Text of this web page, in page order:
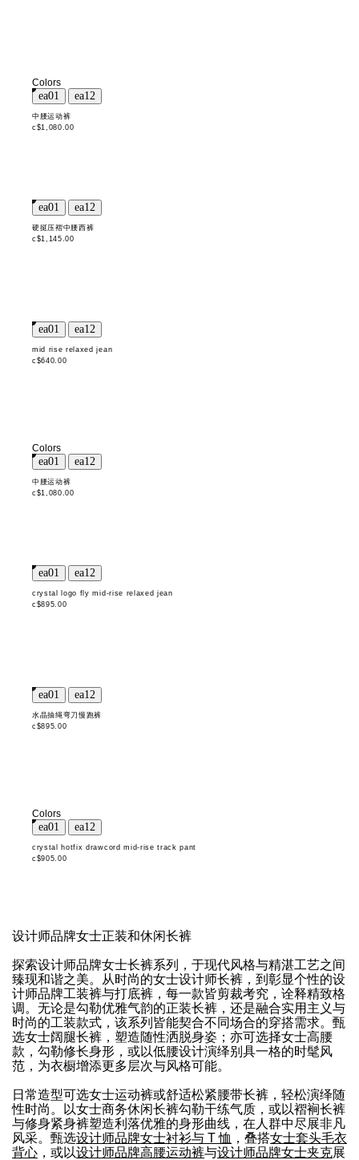
Colors
中腰运动裤
c$1,080.00
硬挺压褶中腰西裤
c$1,145.00
mid rise relaxed jean
c$640.00
Colors
中腰运动裤
c$1,080.00
crystal logo fly mid-rise relaxed jean
c$895.00
水晶抽绳弯刀慢跑裤
c$895.00
Colors
crystal hotfix drawcord mid-rise track pant
c$905.00
设计师品牌女士正装和休闲长裤
探索设计师品牌女士长裤系列，于现代风格与精湛工艺之间
臻现和谐之美。从时尚的女士设计师长裤，到彰显个性的设
计师品牌工装裤与打底裤，每一款皆剪裁考究，诠释精致格
调。无论是勾勒优雅气韵的正装长裤，还是融合实用主义与
时尚的工装款式，该系列皆能契合不同场合的穿搭需求。甄
选女士阔腿长裤，塑造随性洒脱身姿；亦可选择女士高腰
款，勾勒修长身形，或以低腰设计演绎别具一格的时髦风
范，为衣橱增添更多层次与风格可能。
日常造型可选女士运动裤或舒适松紧腰带长裤，轻松演绎随
性时尚。以女士商务休闲长裤勾勒干练气质，或以褶裥长裤
与修身紧身裤塑造利落优雅的身形曲线，在人群中尽展非凡
风采。甄选设计师品牌女士衬衫与 T 恤 ，叠搭女士套头毛衣
背心 ，或以设计师品牌高腰运动裤与设计师品牌女士夹克展